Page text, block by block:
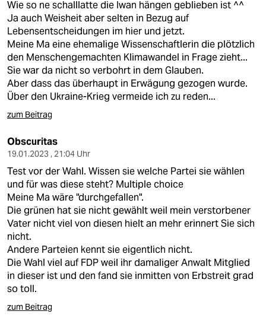
Wie so ne schalllatte die Iwan hängen geblieben ist ^^
Ja auch Weisheit aber selten in Bezug auf
Lebensentscheidungen im hier und jetzt.
Meine Ma eine ehemalige Wissenschaftlerin die plötzlich
den Menschengemachten Klimawandel in Frage zieht...
Sie war da nicht so verbohrt in dem Glauben.
Aber dass das überhaupt in Erwägung gezogen wurde.
Über den Ukraine-Krieg vermeide ich zu reden...
zum Beitrag
Obscuritas
19.01.2023 , 21:04 Uhr
Test vor der Wahl. Wissen sie welche Partei sie wählen
und für was diese steht? Multiple choice
Meine Ma wäre "durchgefallen".
Die grünen hat sie nicht gewählt weil mein verstorbener
Vater nicht viel von diesen hielt an mehr erinnert Sie sich
nicht.
Andere Parteien kennt sie eigentlich nicht.
Die Wahl viel auf FDP weil ihr damaliger Anwalt Mitglied
in dieser ist und den fand sie inmitten von Erbstreit grad
so toll.
zum Beitrag